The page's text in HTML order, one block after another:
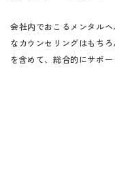
会社内でおこるメンタル
なカウンセリングはもち
を含めて、総合的にサポー